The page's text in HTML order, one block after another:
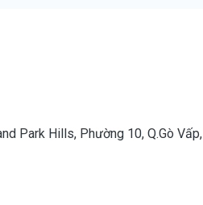
Park Hills, Phường 10, Q.Gò Vấp,